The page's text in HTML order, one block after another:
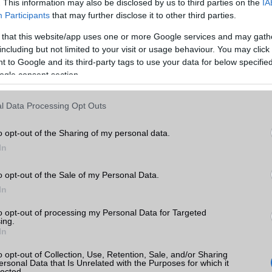
This information may also be disclosed by us to third parties on the
Participants that may further disclose it to other third parties.
that this website/app uses one or more Google services and may
but not limited to your visit or usage behaviour. You may
to Google and its third-party tags to use your data for below
consent section.
Data Processing Opt Outs
opt-out of the Sharing of my personal data.
opt-out of the Sale of my Personal Data.
opt-out of processing my Personal Data for Targeted
opt-out of Collection, Use, Retention, Sale, and/or Sharing
Data that Is Unrelated with the Purposes for which it
árak
EMS/E-mail Nincs
MMS Van
Infraport Nincs
Bluetooth v1,x
B/T extra
Wi-Fi (alap)g/b
Wi-Fi extra
Blackberry Nincs
TV/USB kapcsolat Nincs